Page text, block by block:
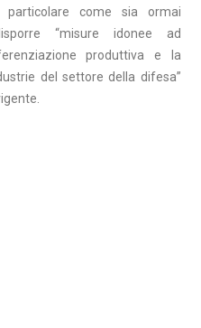
particolare come sia ormai
“misure idonee ad
produttiva e la
del settore della difesa”